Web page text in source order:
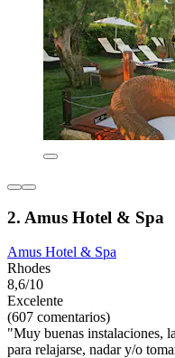
2. Amus Hotel & Spa
Amus Hotel & Spa
Rhodes
8,6/10
Excelente
(607 comentarios)
"Muy buenas instalaciones,
para relajarse, nadar y/o